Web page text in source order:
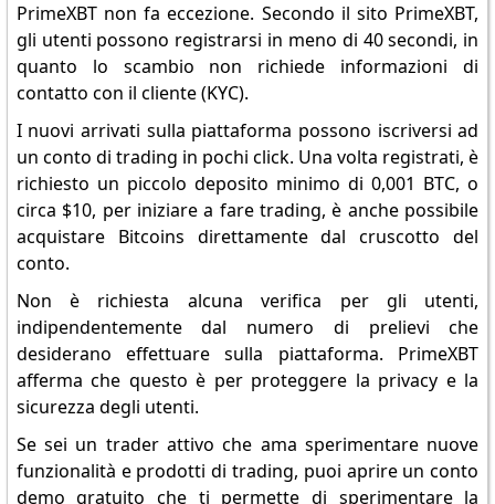
PrimeXBT non fa eccezione. Secondo il sito PrimeXBT,
gli utenti possono registrarsi in meno di 40 secondi, in
quanto lo scambio non richiede informazioni di
contatto con il cliente (KYC).
I nuovi arrivati sulla piattaforma possono iscriversi ad
un conto di trading in pochi click. Una volta registrati, è
richiesto un piccolo deposito minimo di 0,001 BTC, o
circa $10, per iniziare a fare trading, è anche possibile
acquistare Bitcoins direttamente dal cruscotto del
conto.
Non è richiesta alcuna verifica per gli utenti,
indipendentemente dal numero di prelievi che
desiderano effettuare sulla piattaforma. PrimeXBT
afferma che questo è per proteggere la privacy e la
sicurezza degli utenti.
Se sei un trader attivo che ama sperimentare nuove
funzionalità e prodotti di trading, puoi aprire un conto
demo gratuito che ti permette di sperimentare la